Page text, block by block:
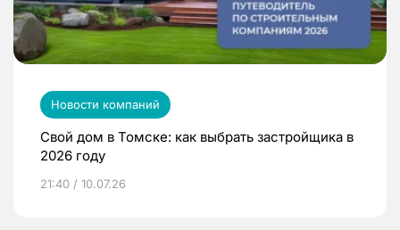
Новости компаний
Свой дом в Томске: как выбрать застройщика в
2026 году
21:40 / 10.07.26